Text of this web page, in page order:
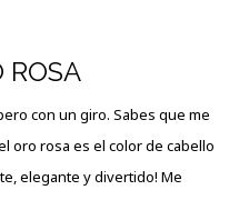
ROSA
con un giro. Sabes que me
oro rosa es el color de cabello
elegante y divertido! Me